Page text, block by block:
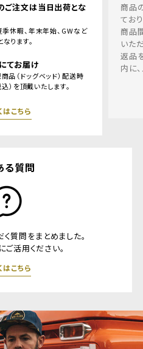
については十分留意し
お届けした商品の不良、
ては、良品と交換させて
ご連絡ください。
る質問
質問をまとめました。
活用ください。
はこちら